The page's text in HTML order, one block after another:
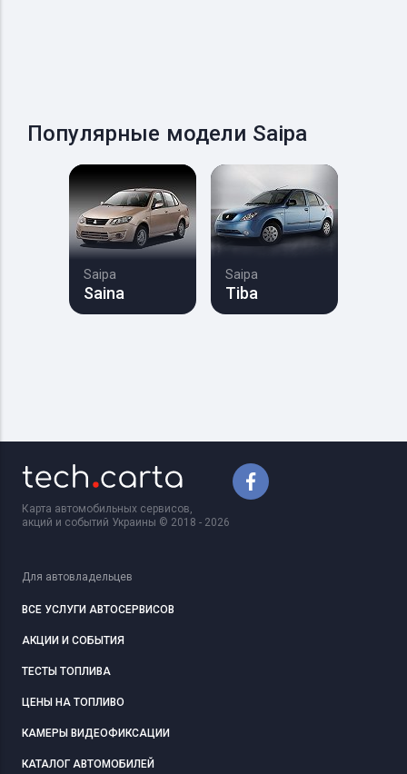
Популярные модели Saipa
Saipa
Saina
Saipa
Tiba
Карта автомобильных сервисов,
акций и событий Украины © 2018 - 2026
Для автовладельцев
ВСЕ УСЛУГИ АВТОСЕРВИСОВ
АКЦИИ И СОБЫТИЯ
ТЕСТЫ ТОПЛИВА
ЦЕНЫ НА ТОПЛИВО
КАМЕРЫ ВИДЕОФИКСАЦИИ
КАТАЛОГ АВТОМОБИЛЕЙ